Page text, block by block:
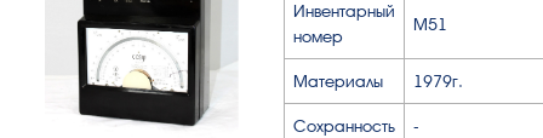
Инвентарный
номер
М51
Материалы 1979г.
Сохранность -